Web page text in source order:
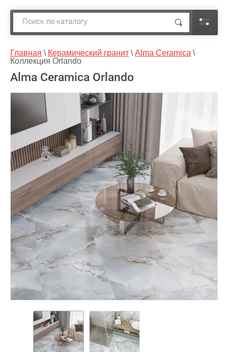
Главная \ Керамический гранит \ Alma Ceramica
Коллекция Orlando
Аlma Ceramica Orlando